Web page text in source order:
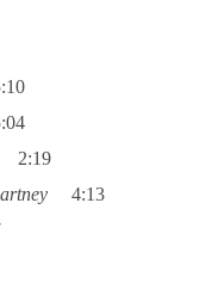
2:19
4:13